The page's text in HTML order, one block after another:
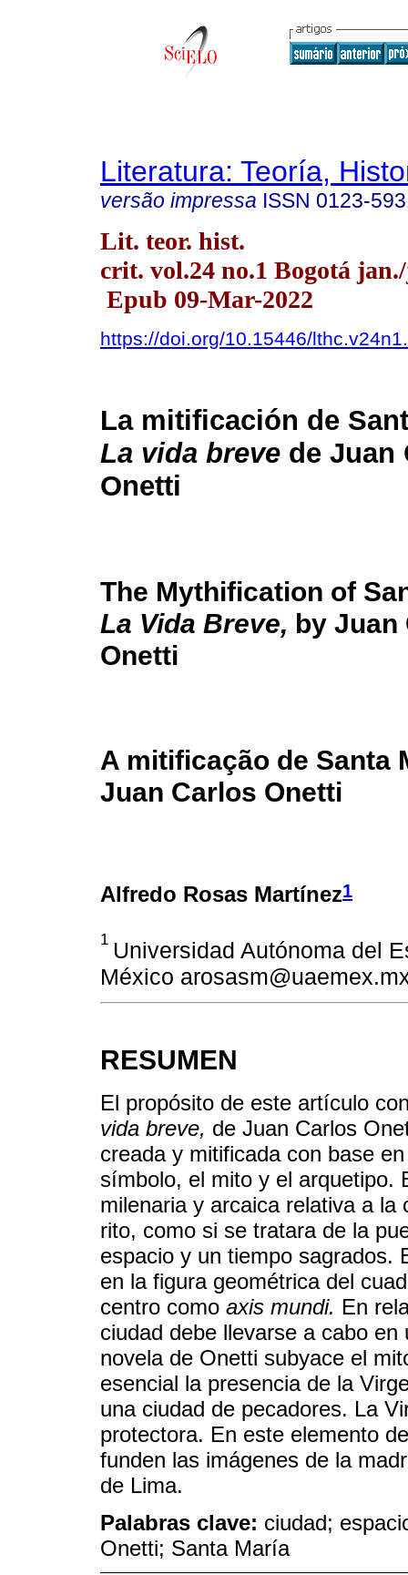
Literatura: Teoría,
versão impressa ISSN 0123-
Lit. teor. hist.
crit. vol.24 no.1 Bogotá
Epub 09-Mar-2022
https://doi.org/10.15446/
La mitificación de
La vida breve de Juan
Onetti
The Mythification of
La Vida Breve, by Juan
Onetti
A mitificação de Santa
Juan Carlos Onetti
Alfredo Rosas Martínez1
1 Universidad Autónoma del
México
RESUMEN
El propósito de este artículo
vida breve, de Juan Carlos
creada y mitificada con base
símbolo, el mito y el arquetipo.
milenaria y arcaica relativa a
rito, como si se tratara de la
espacio y un tiempo sagrados.
en la figura geométrica del
centro como axis mundi. En
ciudad debe llevarse a cabo
novela de Onetti subyace el
esencial la presencia de la
una ciudad de pecadores. La
protectora. En este elemento
funden las imágenes de la
de Lima.
Palabras clave: ciudad;
Onetti; Santa María